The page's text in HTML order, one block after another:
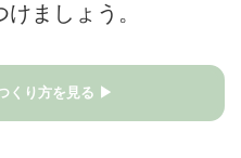
ましょう。
くり方を見る ▶